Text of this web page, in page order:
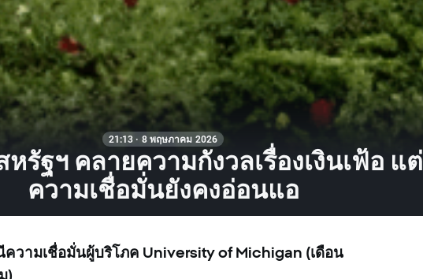
21:13 · 8 พฤษภาคม 2026
รัฐฯ คลายความกังวลเรื่องเงินเฟ้อ แต่
ความเชื่อมั่นยังคงอ่อนแอ
ามเชื่อมั่นผู้บริโภค University of Michigan (เดือน
)